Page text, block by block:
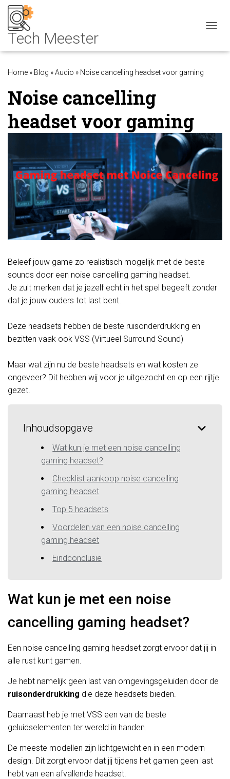
Home » Blog »Audio » Noise cancelling headset voor gaming
Noise cancelling
headset voor gaming
Beleef jouw game zo realistisch mogelijk met de beste
sounds door een noise cancelling gaming headset.
Je zult merken dat je jezelf echt in het spel begeeft zonder
dat je jouw ouders tot last bent.
Deze headsets hebben de beste ruisonderdrukking en
bezitten vaak ook VSS (Virtueel Surround Sound)
Maar wat zijn nu de beste headsets en wat kosten ze
ongeveer? Dit hebben wij voor je uitgezocht en op een rijtje
gezet.
Inhoudsopgave
Wat kun je met een noise cancelling
gaming headset?
Checklist aankoop noise cancelling
gaming headset
Top 5 headsets
Voordelen van een noise cancelling
gaming headset
Eindconclusie
Wat kun je met een noise
cancelling gaming headset?
Een noise cancelling gaming headset zorgt ervoor dat jij in
alle rust kunt gamen.
Je hebt namelijk geen last van omgevingsgeluiden door de
ruisonderdrukking die deze headsets bieden.
Daarnaast heb je met VSS een van de beste
geluidselementen ter wereld in handen.
De meeste modellen zijn lichtgewicht en in een modern
design. Dit zorgt ervoor dat jij tijdens het gamen geen last
hebt van een afvallende headset.